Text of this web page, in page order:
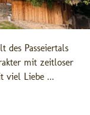
des Passeiertals
mit zeitloser
viel Liebe ...